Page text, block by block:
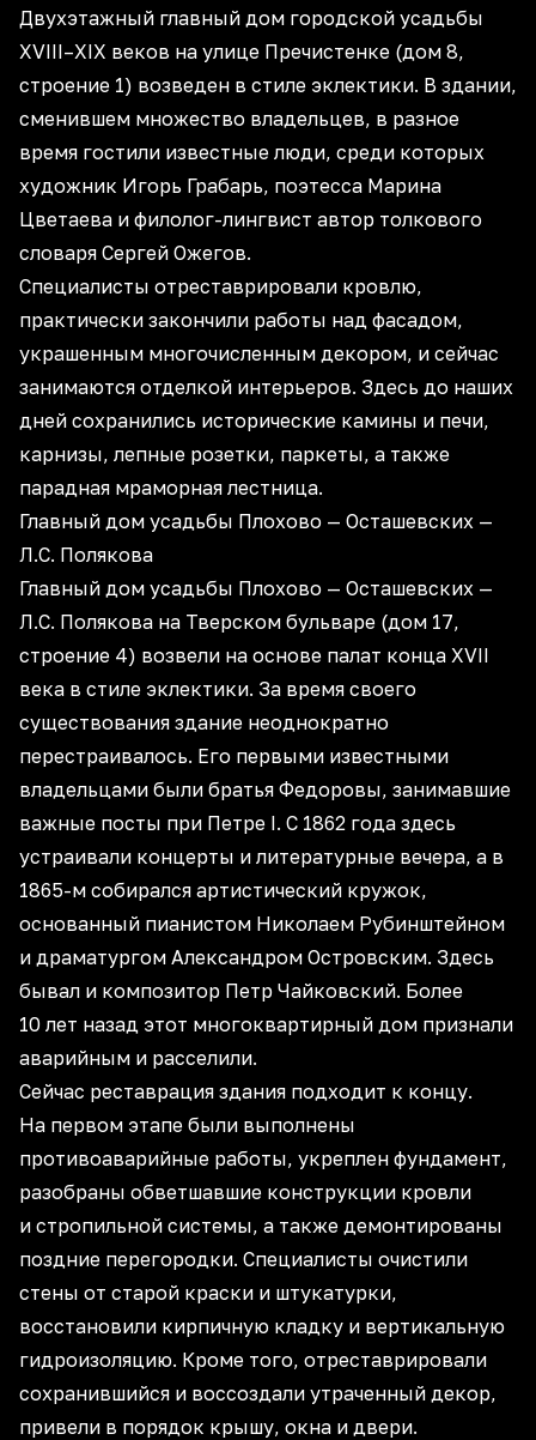
Двухэтажный главный дом городской усадьбы
XVIII–XIX веков на улице Пречистенке (дом 8,
строение 1) возведен в стиле эклектики. В здании,
сменившем множество владельцев, в разное
время гостили известные люди, среди которых
художник Игорь Грабарь, поэтесса Марина
Цветаева и филолог-лингвист автор толкового
словаря Сергей Ожегов.
Специалисты отреставрировали кровлю,
практически закончили работы над фасадом,
украшенным многочисленным декором, и сейчас
занимаются отделкой интерьеров. Здесь до наших
дней сохранились исторические камины и печи,
карнизы, лепные розетки, паркеты, а также
парадная мраморная лестница.
Главный дом усадьбы Плохово — Осташевских —
Л.С. Полякова
Главный дом усадьбы Плохово — Осташевских —
Л.С. Полякова на Тверском бульваре (дом 17,
строение 4) возвели на основе палат конца XVII
века в стиле эклектики. За время своего
существования здание неоднократно
перестраивалось. Его первыми известными
владельцами были братья Федоровы, занимавшие
важные посты при Петре I. С 1862 года здесь
устраивали концерты и литературные вечера, а в
1865-м собирался артистический кружок,
основанный пианистом Николаем Рубинштейном
и драматургом Александром Островским. Здесь
бывал и композитор Петр Чайковский. Более
10 лет назад этот многоквартирный дом признали
аварийным и расселили.
Сейчас реставрация здания подходит к концу.
На первом этапе были выполнены
противоаварийные работы, укреплен фундамент,
разобраны обветшавшие конструкции кровли
и стропильной системы, а также демонтированы
поздние перегородки. Специалисты очистили
стены от старой краски и штукатурки,
восстановили кирпичную кладку и вертикальную
гидроизоляцию. Кроме того, отреставрировали
сохранившийся и воссоздали утраченный декор,
привели в порядок крышу, окна и двери.